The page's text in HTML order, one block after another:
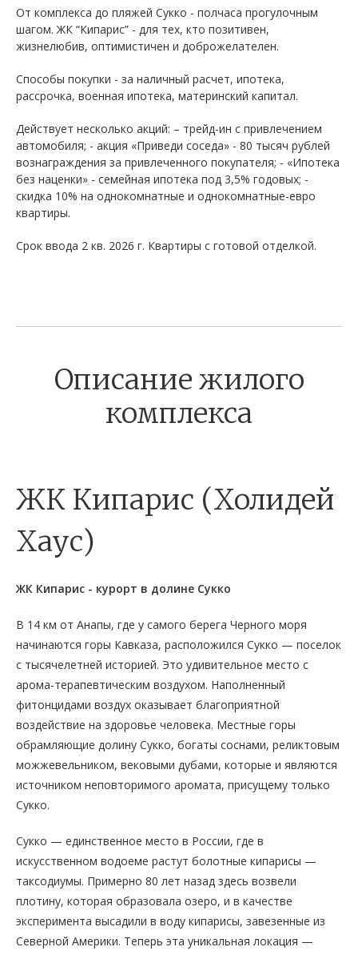
От комплекса до пляжей Сукко - полчаса прогулочным
шагом. ЖК “Кипарис” - для тех, кто позитивен,
жизнелюбив, оптимистичен и доброжелателен.
Способы покупки - за наличный расчет, ипотека,
рассрочка, военная ипотека, материнский капитал.
Действует несколько акций: – трейд-ин с привлечением
автомобиля; - акция «Приведи соседа» - 80 тысяч рублей
вознаграждения за привлеченного покупателя; - «Ипотека
без наценки» - семейная ипотека под 3,5% годовых; -
скидка 10% на однокомнатные и однокомнатные-евро
квартиры.
Срок ввода 2 кв. 2026 г. Квартиры с готовой отделкой.
Описание жилого
комплекса
ЖК Кипарис (Холидей
Хаус)
ЖК Кипарис - курорт в долине Сукко
В 14 км от Анапы, где у самого берега Черного моря
начинаются горы Кавказа, расположился Сукко — поселок
с тысячелетней историей. Это удивительное место с
арома-терапевтическим воздухом. Наполненный
фитонцидами воздух оказывает благоприятной
воздействие на здоровье человека. Местные горы
обрамляющие долину Сукко, богаты соснами, реликтовым
можжевельником, вековыми дубами, которые и являются
источником неповторимого аромата, присущему только
Сукко.
Сукко — единственное место в России, где в
искусственном водоеме растут болотные кипарисы —
таксодиумы. Примерно 80 лет назад здесь возвели
плотину, которая образовала озеро, и в качестве
эксперимента высадили в воду кипарисы, завезенные из
Северной Америки. Теперь эта уникальная локация —